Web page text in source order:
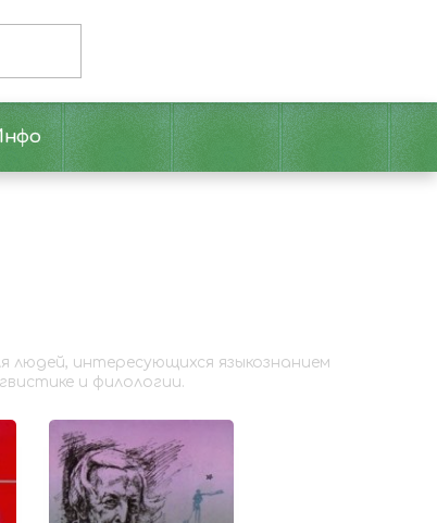
людей, интересующихся языкознанием
и филологии.